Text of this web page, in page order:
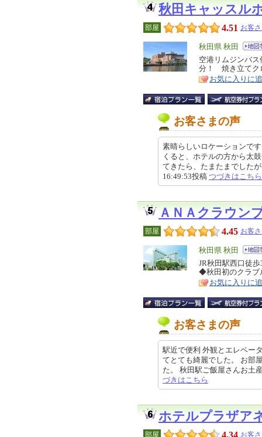
秋田キャッスル
部屋 4.51 お客
エ
リ
ア
秋田県 秋田
特
徴
空港リムジンバ
分！ 焼き立てク
お気に入りに
お客さまの声
素晴らしいロケーションで
くると、ホテルの方から太
てきたら、たまたまでした
16:49:53投稿 つづきはこちら
ＡＮＡクラウン
部屋 4.45 お客
エ
リ
ア
秋田県 秋田
特
徴
JR秋田駅西口徒
◆秋田初のクラブ
お気に入りに
お客さまの声
駅近で便利 外観とエレベー
てとても綺麗でした。 お部
た。 秋田駅ご飯屋さんお
づきはこちら
ホテルプラザア
部屋 4.34 お客